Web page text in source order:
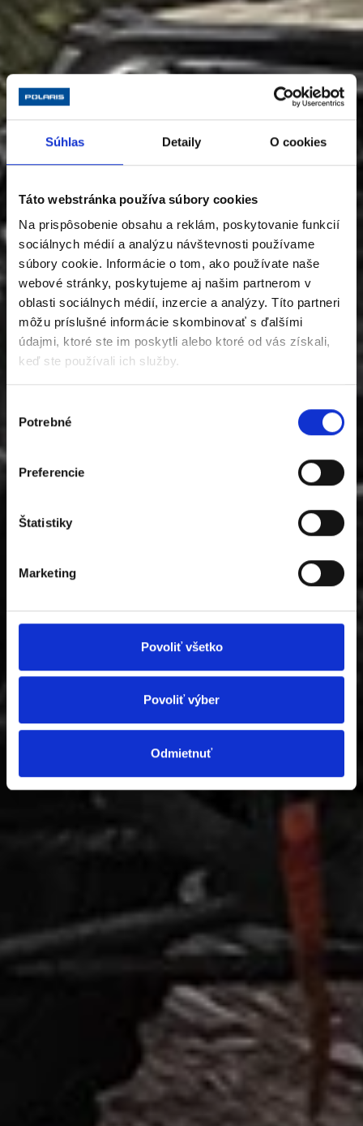
Súhlas Detaily O cookies
Táto webstránka používa súbory cookies
Na prispôsobenie obsahu a reklám, poskytovanie funkcií
sociálnych médií a analýzu návštevnosti používame
súbory cookie. Informácie o tom, ako používate naše
webové stránky, poskytujeme aj našim partnerom v
oblasti sociálnych médií, inzercie a analýzy. Títo partneri
môžu príslušné informácie skombinovať s ďalšími
údajmi, ktoré ste im poskytli alebo ktoré od vás získali,
keď ste používali ich služby.
súhlasu
Potrebné
Preferencie
Štatistiky
Marketing
Povoliť všetko
Povoliť výber
Odmietnuť